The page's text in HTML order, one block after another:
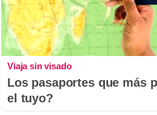
Viaja sin visado
Los pasaportes que más
el tuyo?